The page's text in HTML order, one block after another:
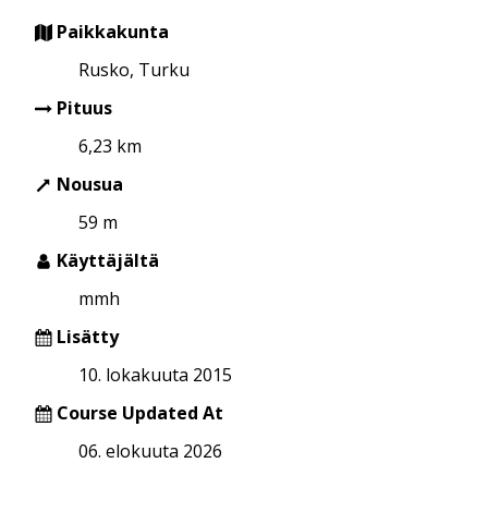
Paikkakunta
Rusko, Turku
Pituus
6,23 km
Nousua
59 m
Käyttäjältä
mmh
Lisätty
10. lokakuuta 2015
Course Updated At
06. elokuuta 2026